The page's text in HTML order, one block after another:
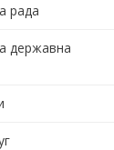
рада
державна